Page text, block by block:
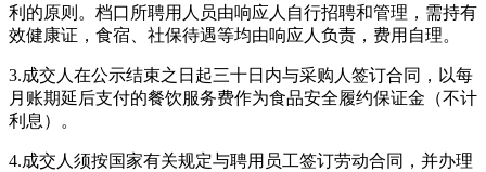
利的原则。档口所聘用人员由响应人自行招聘和管理，需持有
效健康证，食宿、社保待遇等均由响应人负责，费用自理。
3.成交人在公示结束之日起三十日内与采购人签订合同，以每
月账期延后支付的餐饮服务费作为食品安全履约保证金（不计
利息）。
4.成交人须按国家有关规定与聘用员工签订劳动合同，并办理